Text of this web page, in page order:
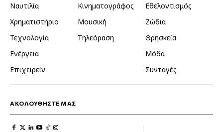
Ναυτιλία
Χρηματιστήριο
Τεχνολογία
Ενέργεια
Επιχειρείν
Κινηματογράφος
Μουσική
Τηλεόραση
Εθελοντισμός
Ζώδια
Θρησκεία
Μόδα
Συνταγές
ΑΚΟΛΟΥΘΗΣΤΕ ΜΑΣ